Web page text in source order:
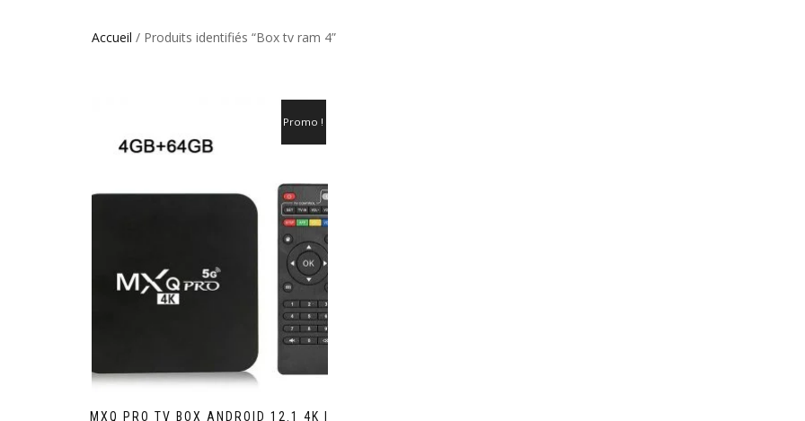
Accueil / Produits identifiés “Box tv ram 4”
MXQ PRO TV BOX ANDROID 12.1 4K |
Promo !